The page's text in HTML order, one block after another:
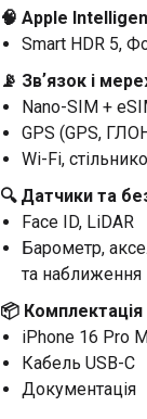
🧠 Apple
Smart HDR 5,
📡 Звʼязок і
Nano-SIM +
GPS (GPS,
Wi-Fi,
🔍 Датчики та
Face ID, LiDAR
Барометр,
та наближення
📦 Комплектація
iPhone 16 Pro
Кабель USB-C
Документація